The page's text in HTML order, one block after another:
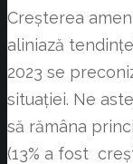
Creșterea
aliniază
2023 se
situației. Ne
să rămâna
(13% a fost